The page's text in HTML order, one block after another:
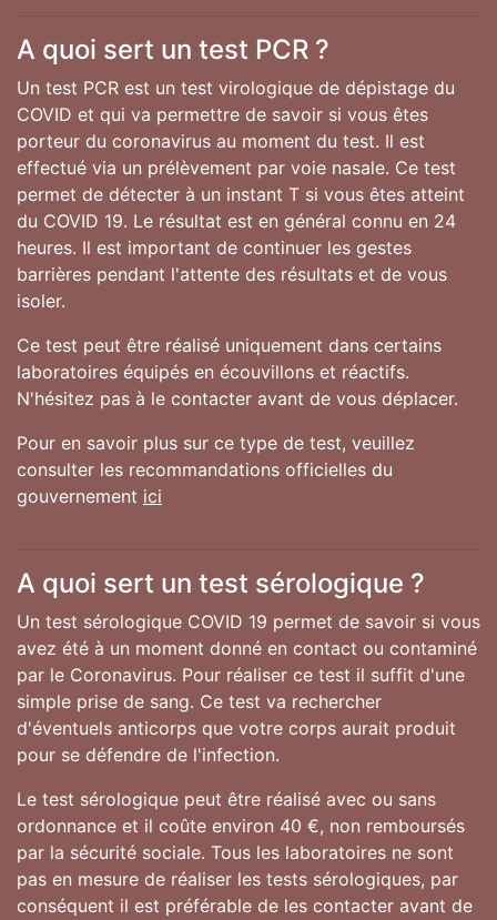
A quoi sert un test PCR ?
Un test PCR est un test virologique de dépistage du
COVID et qui va permettre de savoir si vous êtes
porteur du coronavirus au moment du test. Il est
effectué via un prélèvement par voie nasale. Ce test
permet de détecter à un instant T si vous êtes atteint
du COVID 19. Le résultat est en général connu en 24
heures. Il est important de continuer les gestes
barrières pendant l'attente des résultats et de vous
isoler.
Ce test peut être réalisé uniquement dans certains
laboratoires équipés en écouvillons et réactifs.
N'hésitez pas à le contacter avant de vous déplacer.
Pour en savoir plus sur ce type de test, veuillez
consulter les recommandations officielles du
gouvernement ici
A quoi sert un test sérologique ?
Un test sérologique COVID 19 permet de savoir si vous
avez été à un moment donné en contact ou contaminé
par le Coronavirus. Pour réaliser ce test il suffit d'une
simple prise de sang. Ce test va rechercher
d'éventuels anticorps que votre corps aurait produit
pour se défendre de l'infection.
Le test sérologique peut être réalisé avec ou sans
ordonnance et il coûte environ 40 €, non remboursés
par la sécurité sociale. Tous les laboratoires ne sont
pas en mesure de réaliser les tests sérologiques, par
conséquent il est préférable de les contacter avant de